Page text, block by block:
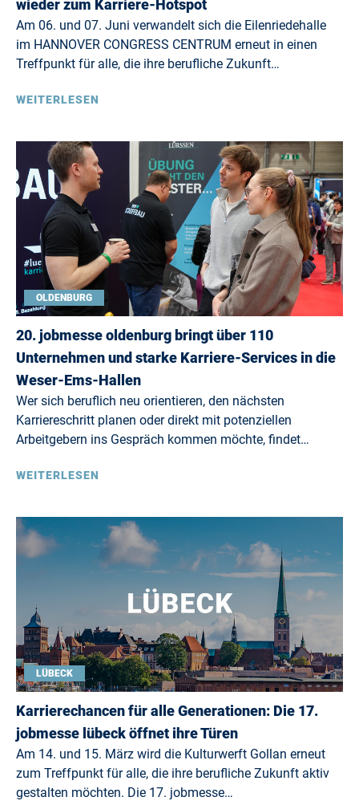
wieder zum Karriere-Hotspot
Am 06. und 07. Juni verwandelt sich die Eilenriedehalle
im HANNOVER CONGRESS CENTRUM erneut in einen
Treffpunkt für alle, die ihre berufliche Zukunft…
WEITERLESEN
OLDENBURG
20. jobmesse oldenburg bringt über 110
Unternehmen und starke Karriere-Services in die
Weser-Ems-Hallen
Wer sich beruflich neu orientieren, den nächsten
Karriereschritt planen oder direkt mit potenziellen
Arbeitgebern ins Gespräch kommen möchte, findet…
WEITERLESEN
LÜBECK
Karrierechancen für alle Generationen: Die 17.
jobmesse lübeck öffnet ihre Türen
Am 14. und 15. März wird die Kulturwerft Gollan erneut
zum Treffpunkt für alle, die ihre berufliche Zukunft aktiv
gestalten möchten. Die 17. jobmesse…